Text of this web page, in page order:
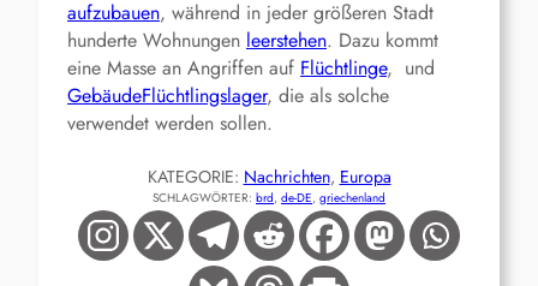
aufzubauen, während in jeder größeren Stadt
hunderte Wohnungen leerstehen. Dazu kommt
eine Masse an Angriffen auf Flüchtlinge, und
GebäudeFlüchtlingslager, die als solche
verwendet werden sollen.
KATEGORIE: Nachrichten, Europa
SCHLAGWÖRTER: brd, de-DE, griechenland